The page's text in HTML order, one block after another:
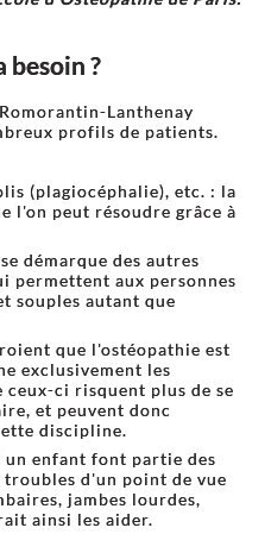
besoin ?
Lanthenay
profils de patients.
(plagiocéphalie), etc. : la
l'on peut résoudre grâce à
démarque des autres
permettent aux personnes
souples autant que
que l'ostéopathie est
exclusivement les
ci risquent plus de se
et peuvent donc
discipline.
un enfant font partie des
troubles d'un point de vue
jambes lourdes,
ainsi les aider.